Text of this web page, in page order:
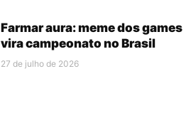
Farmar aura: meme dos games
vira campeonato no Brasil
27 de julho de 2026